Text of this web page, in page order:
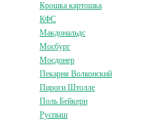
Крошка картошка
КФС
Макдональдс
Мосбург
Мосдонер
Пекарня Волконский
Пироги Штолле
Поль Бейкери
Руспыш